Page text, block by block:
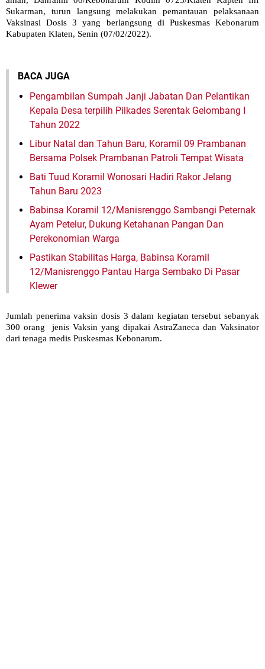
Sukarman, turun langsung melakukan pemantauan pelaksanaan
Vaksinasi Dosis 3 yang berlangsung di Puskesmas Kebonarum
Kabupaten Klaten, Senin (07/02/2022).
BACA JUGA
Pengambilan Sumpah Janji Jabatan Dan Pelantikan
Kepala Desa terpilih Pilkades Serentak Gelombang I
Tahun 2022
Libur Natal dan Tahun Baru, Koramil 09 Prambanan
Bersama Polsek Prambanan Patroli Tempat Wisata
Bati Tuud Koramil Wonosari Hadiri Rakor Jelang
Tahun Baru 2023
Babinsa Koramil 12/Manisrenggo Sambangi Peternak
Ayam Petelur, Dukung Ketahanan Pangan Dan
Perekonomian Warga
Pastikan Stabilitas Harga, Babinsa Koramil
12/Manisrenggo Pantau Harga Sembako Di Pasar
Klewer
Jumlah penerima vaksin dosis 3 dalam kegiatan tersebut sebanyak
300 orang jenis Vaksin yang dipakai AstraZaneca dan Vaksinator
dari tenaga medis Puskesmas Kebonarum.